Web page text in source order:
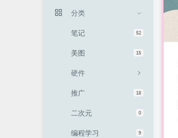
分类
52
笔记
15
美图
硬件
18
推广
0
二次元
9
编程学习